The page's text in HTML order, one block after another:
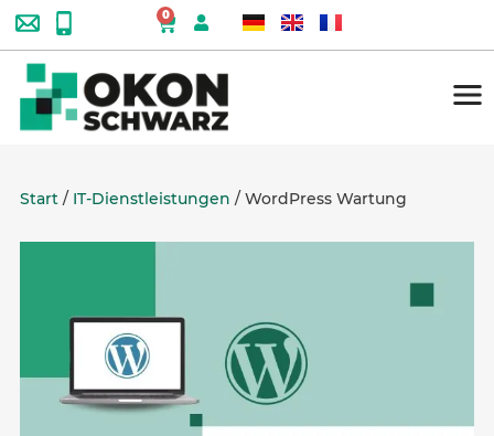
0
Start / IT-Dienstleistungen / WordPress Wartung